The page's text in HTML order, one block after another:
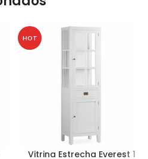
HOT
Vitrina Estrecha Everest 1